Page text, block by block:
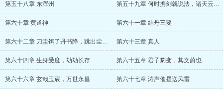
第五十八章 东浑州 第五十九章 何时携剑就说法，诸天云立群龙听
第六十章 黄道神 第六十一章 结丹三要
第六十二章 刀圭饵了丹书降，跳出尘笼上九天！ 第六十三章 真人
第六十四章 生身受度，劫劫长存 第六十五章 君子豹变，其文蔚也
第六十六章 玄哉玉宸，万世永昌 第六十七章 涛声催昼送风雷